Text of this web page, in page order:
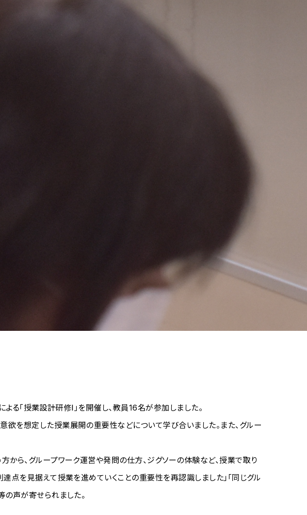
授業設計研修Ⅰ」を開催し、教員16名が参加しました。
を想定した授業展開の重要性などについて学び合いました。また、グルー
ら、グループワーク運営や発問の仕方、ジグソーの体験など、授業で取り
点を見据えて授業を進めていくことの重要性を再認識しました」「同じグル
の声が寄せられました。